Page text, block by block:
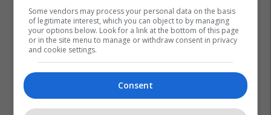
Some vendors may process your personal data on the basis
of legitimate interest, which you can object to by managing
your options below. Look for a link at the bottom of this page
or in the site menu to manage or withdraw consent in privacy
and cookie settings.
Consent